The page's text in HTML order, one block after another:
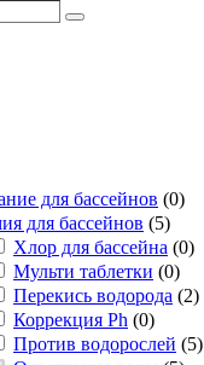
Поиск
для бассейнов (0)
для бассейнов (5)
Хлор для бассейна (0)
Мульти таблетки (0)
Перекись водорода (2)
Коррекция Ph (0)
Против водорослей (5)